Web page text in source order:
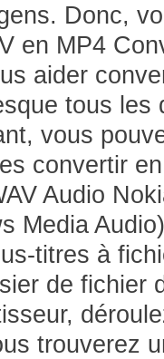
Donc,
en MP4
aider
tous les
vous
convertir
Audio
Media
titres à
de fichier
trouverez